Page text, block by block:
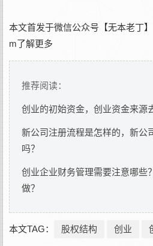
本文首发于微信公众号【无本老丁
m了解更多
推荐阅读：
创业的初始资金，创业资金来源
新公司注册流程是怎样的，新公
吗？
创业企业财务管理需要注意哪些
做？
本文TAG： 股权结构 创业